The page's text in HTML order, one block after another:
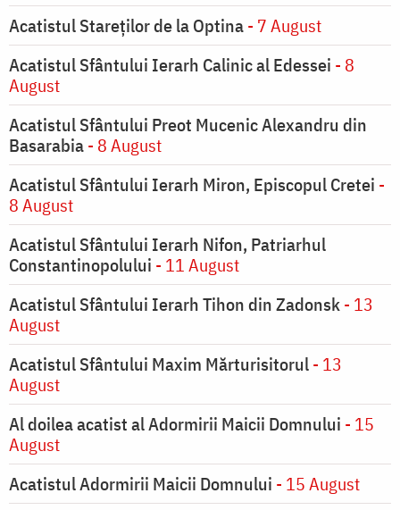
Acatistul Stareţilor de la Optina- 7 August
Acatistul Sfântului Ierarh Calinic al Edessei - 8
August
Acatistul Sfântului Preot Mucenic Alexandru din
Basarabia- 8 August
Acatistul Sfântului Ierarh Miron, Episcopul Cretei -
8 August
Acatistul Sfântului Ierarh Nifon, Patriarhul
Constantinopolului - 11 August
Acatistul Sfântului Ierarh Tihon din Zadonsk- 13
August
Acatistul Sfântului Maxim Mărturisitorul- 13
August
Al doilea acatist al Adormirii Maicii Domnului - 15
August
Acatistul Adormirii Maicii Domnului - 15 August